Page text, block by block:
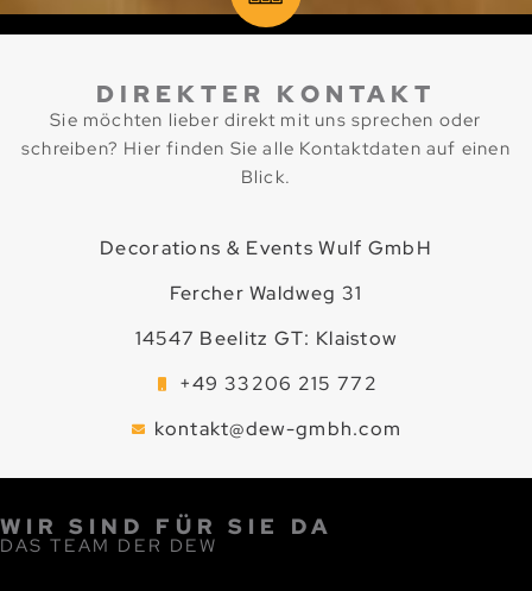
DIREKTER KONTAKT
Sie möchten lieber direkt mit uns sprechen oder
schreiben? Hier finden Sie alle Kontaktdaten auf einen
Blick.
Decorations & Events Wulf GmbH
Fercher Waldweg 31
14547 Beelitz GT: Klaistow
+49 33206 215 772
kontakt@dew-gmbh.com
WIR SIND FÜR SIE DA
DAS TEAM DER DEW